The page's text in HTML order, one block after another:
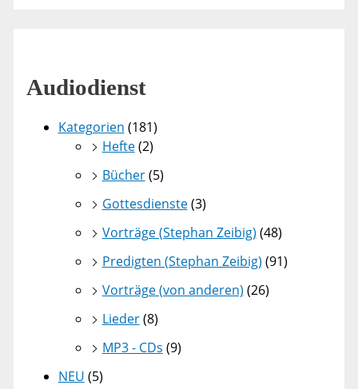
Audiodienst
Kategorien (181)
Hefte(2)
Bücher(5)
Gottesdienste(3)
Vorträge (Stephan Zeibig) (48)
Predigten (Stephan Zeibig) (91)
Vorträge (von anderen) (26)
Lieder(8)
MP3 - CDs (9)
NEU (5)